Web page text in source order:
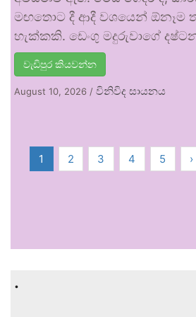
මඟතොට දී ආදී වශයෙන් ඕනෑම
හැක්කකි. ඩෙංගු මදුරුවාගේ
වැඩිපුර කියවන්න
August 10, 2026 / විනිවිද සායනය
1 2 3 4 5 ›
.